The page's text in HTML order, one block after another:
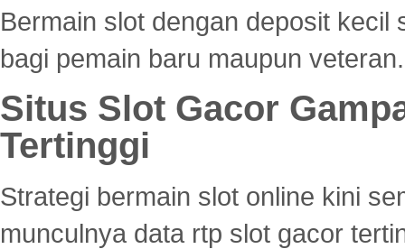
Bermain slot dengan deposit
bagi pemain baru maupun veteran.
Situs Slot Gacor
Tertinggi
Strategi bermain slot online kini
munculnya data rtp slot gacor